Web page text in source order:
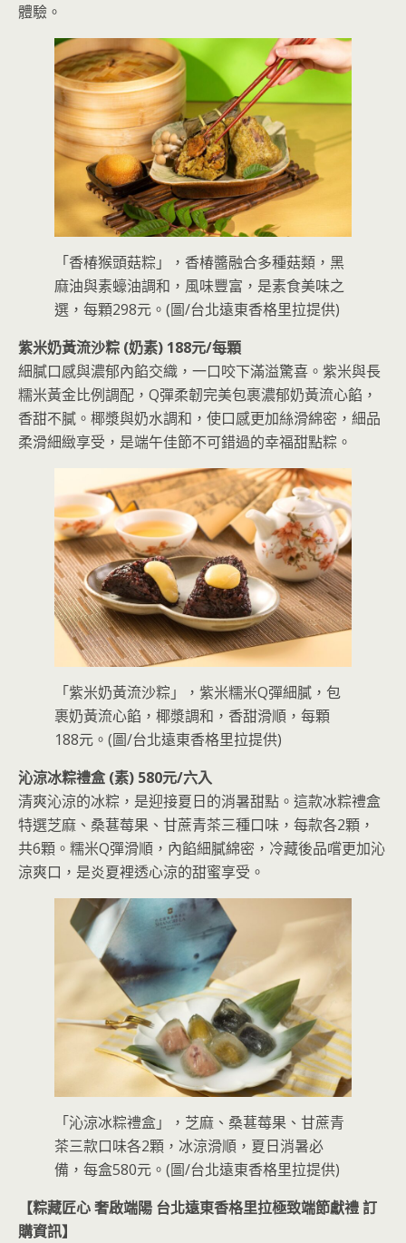
體驗。
「香椿猴頭菇粽」，香椿醬融合多種菇類，黑
麻油與素蠔油調和，風味豐富，是素食美味之
選，每顆298元。(圖/台北遠東香格里拉提供)
紫米奶黃流沙粽 (奶素) 188元/每顆
細膩口感與濃郁內餡交織，一口咬下滿溢驚喜。紫米與長
糯米黃金比例調配，Q彈柔韌完美包裹濃郁奶黃流心餡，
香甜不膩。椰漿與奶水調和，使口感更加絲滑綿密，細品
柔滑細緻享受，是端午佳節不可錯過的幸福甜點粽。
「紫米奶黃流沙粽」，紫米糯米Q彈細膩，包
裹奶黃流心餡，椰漿調和，香甜滑順，每顆
188元。(圖/台北遠東香格里拉提供)
沁涼冰粽禮盒 (素) 580元/六入
清爽沁涼的冰粽，是迎接夏日的消暑甜點。這款冰粽禮盒
特選芝麻、桑葚莓果、甘蔗青茶三種口味，每款各2顆，
共6顆。糯米Q彈滑順，內餡細膩綿密，冷藏後品嚐更加沁
涼爽口，是炎夏裡透心涼的甜蜜享受。
「沁涼冰粽禮盒」，芝麻、桑葚莓果、甘蔗青
茶三款口味各2顆，冰涼滑順，夏日消暑必
備，每盒580元。(圖/台北遠東香格里拉提供)
【粽藏匠心 奢啟端陽 台北遠東香格里拉極致端節獻禮 訂
購資訊】